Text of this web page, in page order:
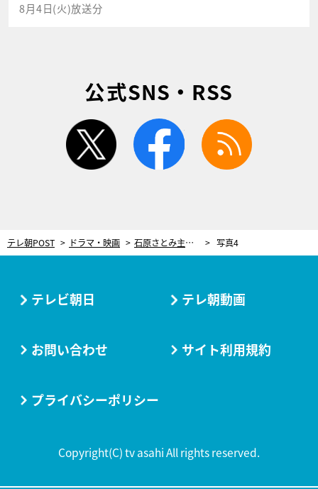
8月4日(火)放送分
公式SNS・RSS
twitter facebook
テレ朝POST ドラマ・映画 石原さとみ主演・新ドラマ『Destiny』が遂にスタート！PR映像は350万回再生を突破 写真4
テレビ朝日 テレ朝動画
お問い合わせ サイト利用規約
プライバシーポリシー
Copyright(C) tv asahi All rights reserved.